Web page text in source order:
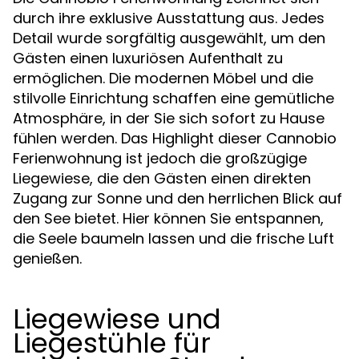
durch ihre exklusive Ausstattung aus. Jedes
Detail wurde sorgfältig ausgewählt, um den
Gästen einen luxuriösen Aufenthalt zu
ermöglichen. Die modernen Möbel und die
stilvolle Einrichtung schaffen eine gemütliche
Atmosphäre, in der Sie sich sofort zu Hause
fühlen werden. Das Highlight dieser Cannobio
Ferienwohnung ist jedoch die großzügige
Liegewiese, die den Gästen einen direkten
Zugang zur Sonne und den herrlichen Blick auf
den See bietet. Hier können Sie entspannen,
die Seele baumeln lassen und die frische Luft
genießen.
Liegewiese und
Liegestühle für